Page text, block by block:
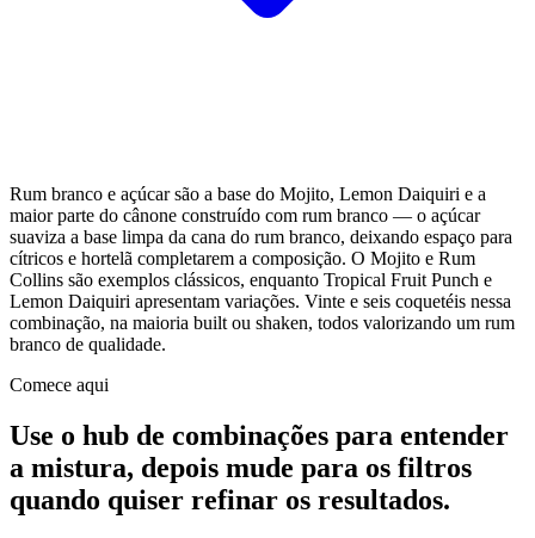
Rum branco e açúcar são a base do Mojito, Lemon Daiquiri e a
maior parte do cânone construído com rum branco — o açúcar
suaviza a base limpa da cana do rum branco, deixando espaço para
cítricos e hortelã completarem a composição. O Mojito e Rum
Collins são exemplos clássicos, enquanto Tropical Fruit Punch e
Lemon Daiquiri apresentam variações. Vinte e seis coquetéis nessa
combinação, na maioria built ou shaken, todos valorizando um rum
branco de qualidade.
Comece aqui
Use o hub de combinações para entender
a mistura, depois mude para os filtros
quando quiser refinar os resultados.